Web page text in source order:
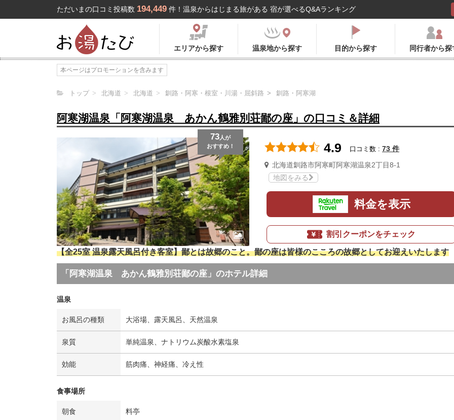
ただいまの口コミ投稿数 194,449 件！温泉からはじまる旅がある 宿が選べるQ&Aランキング
エリアから探す 温泉地から探す 目的から探す 同行者から探
本ページはプロモーションを含みます
トップ 北海道 北海道 釧路・阿寒・根室・川湯・屈斜路 釧路・阿寒湖
阿寒湖温泉「阿寒湖温泉 あかん鶴雅別荘鄙の座」の口コミ＆詳細
73 人が
おすすめ！
4.9 口コミ数 : 73 件
北海道釧路市阿寒町阿寒湖温泉2丁目8-1
地図をみる
料金を表示
割引クーポンをチェック
【全25室 温泉露天風呂付き客室】鄙とは故郷のこと。鄙の座は皆様のこころの故郷としてお迎えいたします
「阿寒湖温泉 あかん鶴雅別荘鄙の座」のホテル詳細
温泉
お風呂の種類 大浴場、露天風呂、天然温泉
泉質 単純温泉、ナトリウム炭酸水素塩泉
効能 筋肉痛、神経痛、冷え性
食事場所
朝食 料亭